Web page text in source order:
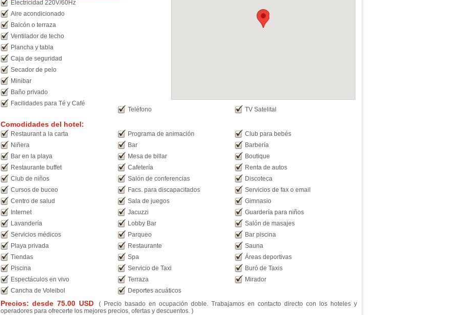
Electricidad 220V/60Hz
Aire acondicionado
Balcón o terraza
Ventilador de techo
Plancha y tabla
Caja de seguridad
Secador de pelo
Minibar
Baño privado
Facilidades para Té y Café
Teléfono
TV Satelital
Comodidades del hotel:
Restaurant a la carta Programa de animación
Club para bebés
Niñera
Bar
Barbería
Bar en la playa
Mesa de billar
Boutique
Restaurante buffet
Cafetería
Renta de autos
Club de niños
Salón de conferencias
Discoteca
Cursos de buceo
Facs. para discapacitados
Servicios de fax o email
Centro de salud
Sala de juegos
Gimnasio
Internet
Jacuzzi
Guardería para niños
Lavandería
Lobby Bar
Salón de masajes
Servicios médicos
Parqueo
Bar piscina
Playa privada
Restaurante
Sauna
Tiendas
Spa
Áreas deportivas
Piscina
Servicio de Taxi
Buró de Taxis
Espectáculos en vivo
Terraza
Mirador
Cancha de Voleibol
Deportes acuáticos
Precios: desde75.00 USD
( Precio basado en ocupación doble. Trabajamos en contacto directo con los hoteles y
operadores para ofrecerte los mejores precios, ofertas y descuentos. )